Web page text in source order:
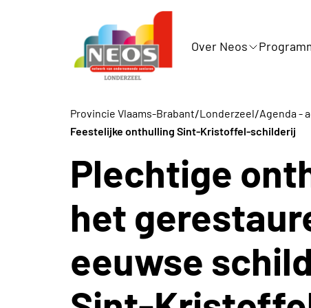
Over Neos
Provincie Vlaams-Brabant/Londerzeel/Agenda -
Feestelijke onthulling Sint-Kristoffel-schilderij
Plechtige
het
eeuwse